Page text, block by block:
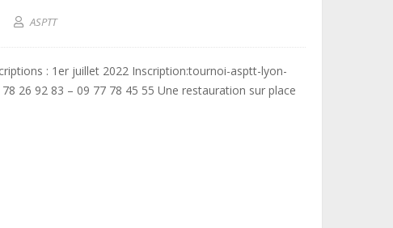
ASPTT
: 1er juillet 2022 Inscription:tournoi-asptt-lyon-
26 92 83 – 09 77 78 45 55 Une restauration sur place